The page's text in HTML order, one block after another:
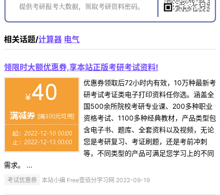
相关话题/计算器 电气
领限时大额优惠券,享本站正版考研考试资料!
优惠券领取后72小时内有效，10万种最新考
研考试考证类电子打印资料任你选。涵盖全
国500余所院校考研专业课、200多种职业
资格考试、1100多种经典教材，产品类型包
含电子书、题库、全套资料以及视频，无论
您是考研复习、考证刷题，还是考前冲刺
等，不同类型的产品可满足您学习上的不同
需求。 ...
考试优惠券 本站小编 Free壹佰分学习网 2022-09-19